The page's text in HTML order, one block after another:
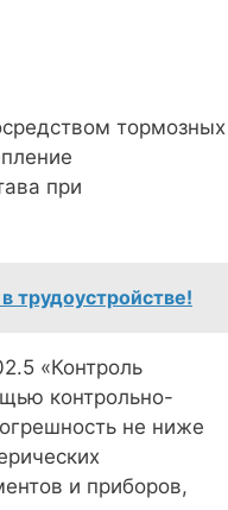
тормозных
при
трудоустройстве!
«Контроль
контрольно-
не ниже
и приборов,